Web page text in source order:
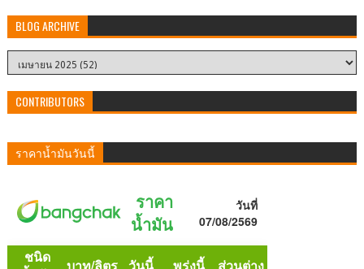
BLOG ARCHIVE
CONTRIBUTORS
ราคาน้ำมันวันนี้